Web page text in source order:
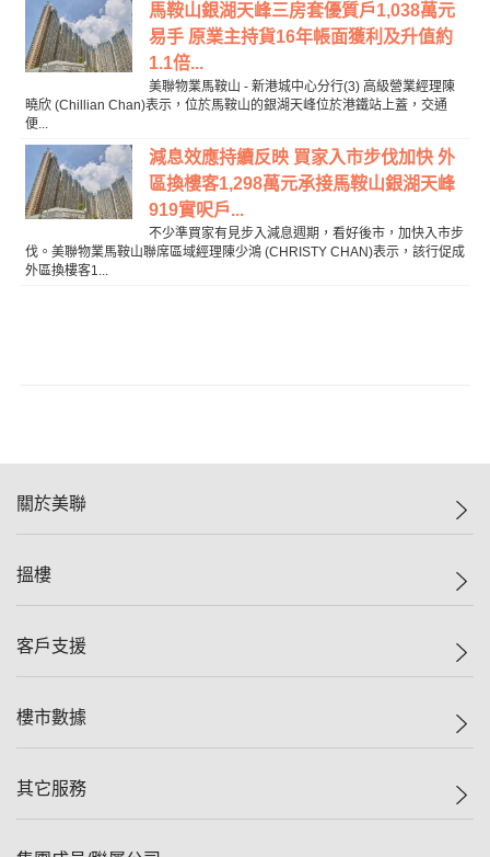
馬鞍山銀湖天峰三房套優質戶1,038萬元
易手 原業主持貨16年帳面獲利及升值約
1.1倍...
美聯物業馬鞍山 - 新港城中心分行(3) 高級營業經理陳
曉欣 (Chillian Chan)表示，位於馬鞍山的銀湖天峰位於港鐵站上蓋，交通
便...
減息效應持續反映 買家入市步伐加快 外
區換樓客1,298萬元承接馬鞍山銀湖天峰
919實呎戶...
不少準買家有見步入減息週期，看好後市，加快入市步
伐。美聯物業馬鞍山聯席區域經理陳少鴻 (CHRISTY CHAN)表示，該行促成
外區換樓客1...
關於美聯
美聯集團
人才招募
搵樓
一手新盤
減價
美聯豪宅
獨家樓盤
客戶支援
自助放盤
查詢熱線
樓市數據
樓價指數
其它服務
屋苑專頁